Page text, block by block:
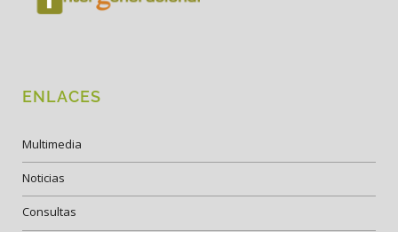
ENLACES
Multimedia
Noticias
Consultas